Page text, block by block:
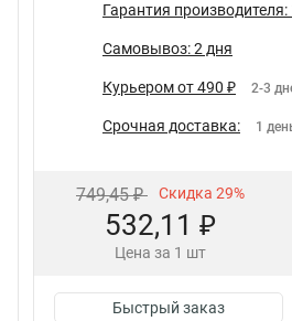
Гарантия производителя:
Самовывоз: 2 дня
Курьером от 490 ₽ 2-3
Срочная доставка: 1
749,45 ₽ Скидка 29%
532,11 ₽
Цена за 1 шт
Быстрый заказ